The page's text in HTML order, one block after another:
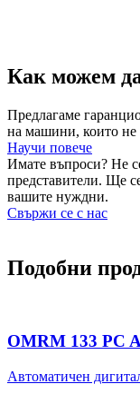
Как можем
Предлагаме
на машини, които не
Научи повече
Имате въпроси? Не
представители. Ще
вашите нуждни.
Свържи се с нас
Подобни
OMRM 133 PC
Автоматичен